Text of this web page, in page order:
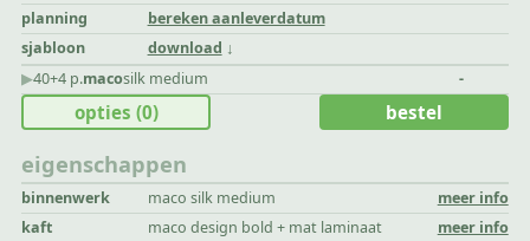
planning
bereken aanleverdatum
sjabloon
download
▶︎40+4 p.macosilk medium -
eigenschappen
binnenwerk maco silk medium
meer info
kaft
maco design bold + mat laminaat
meer info
opties (0) bestel